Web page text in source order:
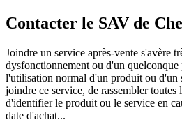
Contacter le SAV de
Joindre un service après-vente s'avère
dysfonctionnement ou d'un quelconque
l'utilisation normal d'un produit ou d'un
joindre ce service, de rassembler
d'identifier le produit ou le service en
date d'achat...